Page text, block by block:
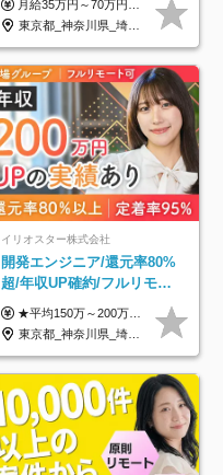
プ実績／昇給率92％（直近3
年）
月給35万円～70万円（固定残業代30時間分63,869円～を含む）+賞与年1回 ※30時間を超える分は別途支給します ●これまでのご経験・スキル・前職給与をできる限り考慮します ●待機期間も給与を100％支給します ●試用期間中も給与や福利厚生は同じです ≪年収を維持しながら長く働けます！≫ 一般的な企業では55歳や60歳を機に年収が下がりますが、 当社は役職などではなく「スキルや経験」で評価。 エンジニアとして長く働きながら あなたにふさわしい年収を維持できます！
東京都_神奈川県_埼玉県_千葉県
イリオスター株式会社
開発エンジニア/還元率80%
超/年収UP確約/フルリモ
OK/年休130日/平均残業7h/
約2万件の案件から選択
★平均150万～200万円年収UPを実現！ ★前職給与を100％保証！ ★案件内容の開示・明確な評価体制あり ⇒クライアント評価で即昇給を実現したケースも◎ ★年12回（毎月昇給チャンスあり） ■月給35万円～103万円 ※経験・能力・前職給与を考慮し、決定 ※上記給与には月30時間分(6万6500円以上)の固定残業代が含まれます。超過分は手当として別途支給します ※試用期間3ヶ月あり(期間中の給与・待遇面に差異はありません) ▼収入アップの実例をご紹介 ───────────── ★働き方改革をした30代男性（PG） 子どもが生まれたばかりなのに、忙しい現場で残業も月50～60時間が当たり前。 ⇒残業ほぼゼロ＆週3リモートの働き方に！しかも給与もアップ！ ★収入アップした30代男性（PM） 子供が3人いて家計も苦しく、残業代で稼ぐ日々… ⇒残業をたくさんしていた年収額より、100万円以上アップしました！
東京都_神奈川県_埼玉県_千葉県_大阪府_愛知県_北海道_青森県_岩手県_宮城県_秋田県_山形県_福島県_茨城県_栃木県_群馬県_新潟県_山梨県_長野県_富山県_石川県_福井県_静岡県_岐阜県_三重県_兵庫県_京都府_滋賀県_奈良県_和歌山県_広島県_岡山県_鳥取県_島根県_山口県_徳島県_香川県_愛媛県_高知県_福岡県_熊本県_佐賀県_長崎県_大分県_宮崎県_鹿児島県_沖縄県